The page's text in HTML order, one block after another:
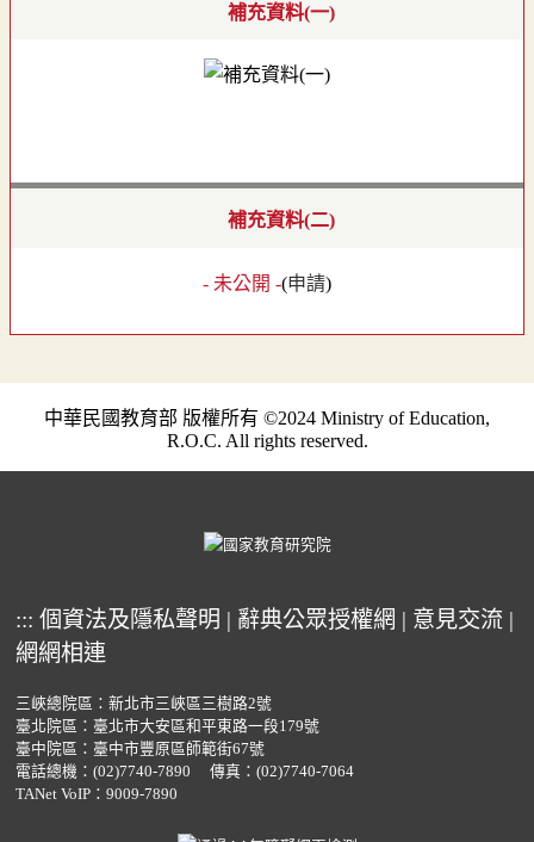
補充資料(一)
補充資料(二)
- 未公開 -(申請)
中華民國教育部 版權所有 ©2024 Ministry of Education,
R.O.C. All rights reserved.
::: 個資法及隱私聲明 | 辭典公眾授權網 | 意見交流 |
網網相連
三峽總院區：新北市三峽區三樹路2號
臺北院區：臺北市大安區和平東路一段179號
臺中院區：臺中市豐原區師範街67號
電話總機： (02)7740-7890
傳真：(02)7740-7064
TANet VoIP：9009-7890